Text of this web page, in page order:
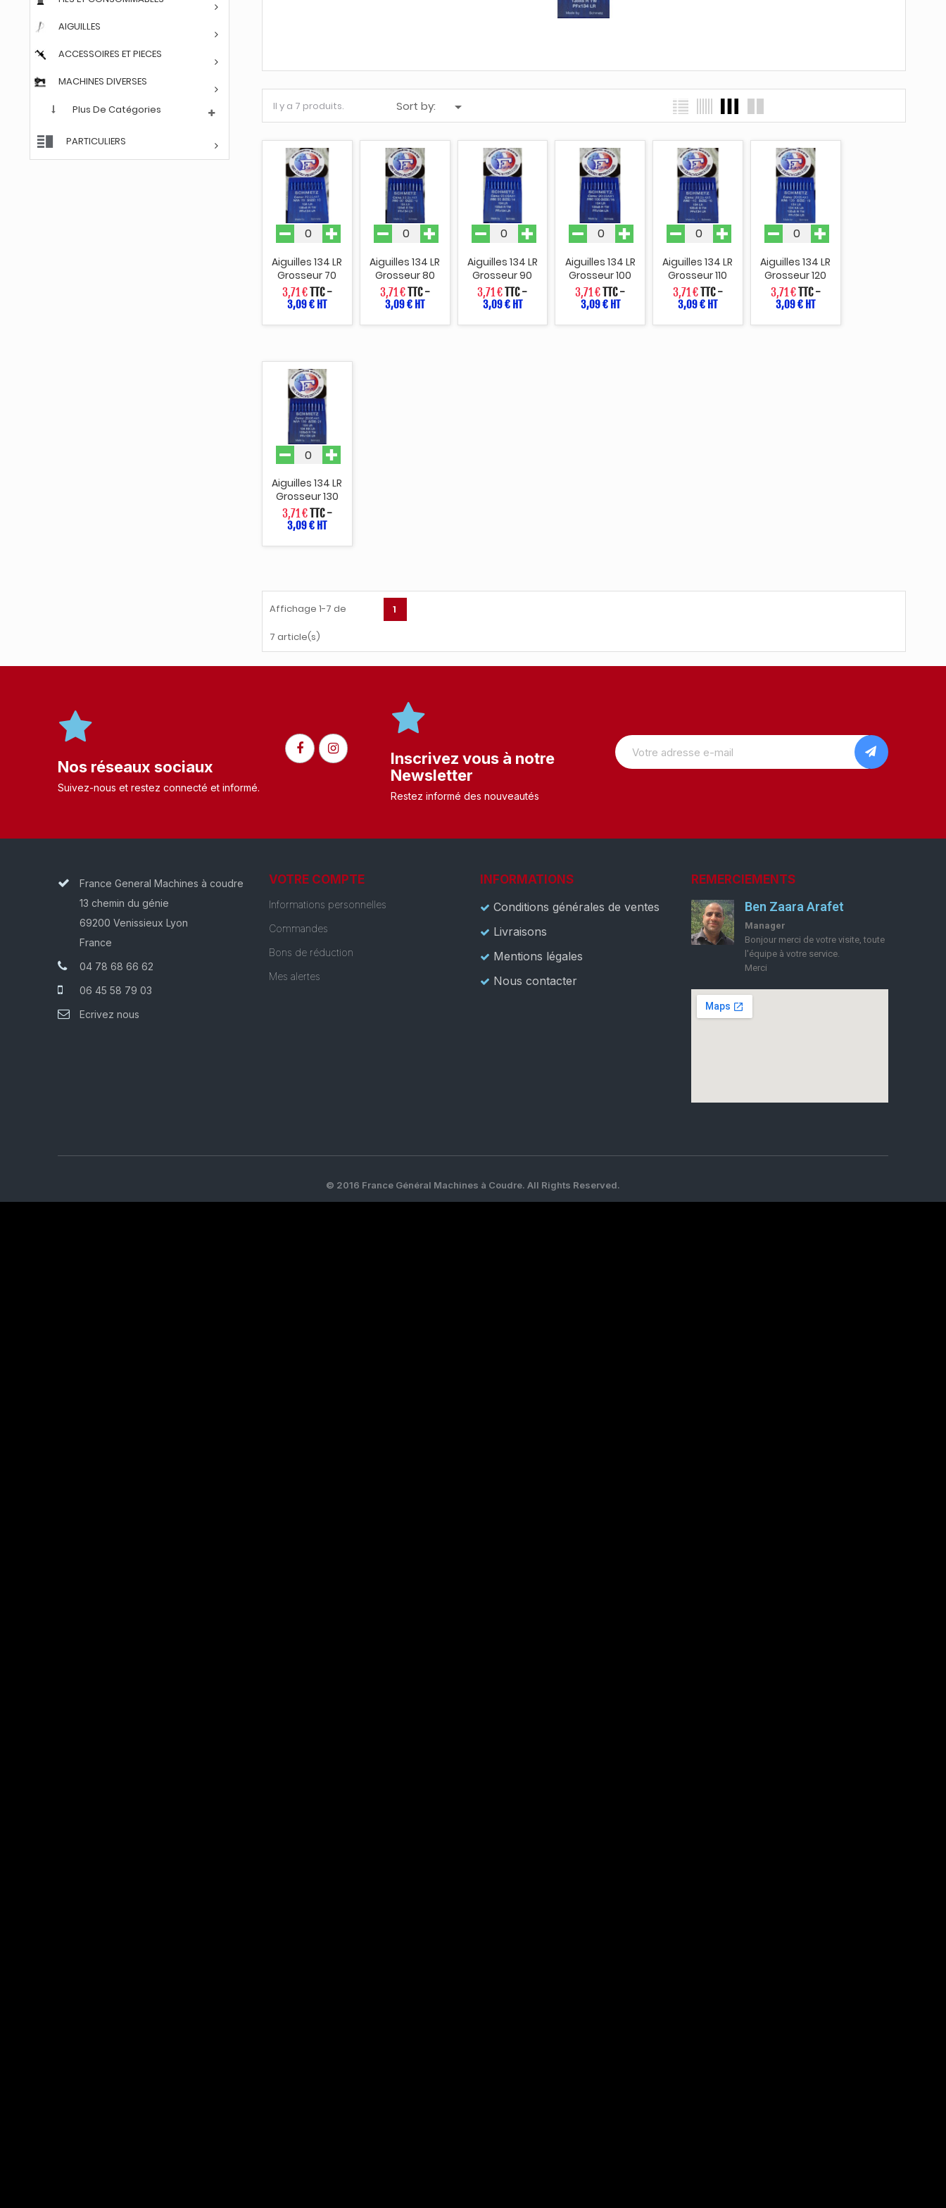
AIGUILLES
ACCESSOIRES ET PIECES
MACHINES DIVERSES
Plus De Catégories
PARTICULIERS
Il y a 7 produits. Sort by: 
Aiguilles 134 LR
Grosseur 70
3,71 €TTC-
3,09 € HT
Aiguilles 134 LR
Grosseur 80
3,71 €TTC-
3,09 € HT
Aiguilles 134 LR
Grosseur 90
3,71 €TTC-
3,09 € HT
Aiguilles 134 LR
Grosseur 100
3,71 €TTC-
3,09 € HT
Aiguilles 134 LR
Grosseur 110
3,71 €TTC-
3,09 € HT
Aiguilles 134 LR
Grosseur 120
3,71 €TTC-
3,09 € HT
Aiguilles 134 LR
Grosseur 130
3,71 €TTC-
3,09 € HT
Affichage 1-7 de
7 article(s)
1
Nos réseaux sociaux
Suivez-nous et restez connecté et informé.​
Inscrivez vous à notre
Newsletter
Restez informé des nouveautés
France General Machines à coudre
13 chemin du génie
69200 Venissieux Lyon
France
04 78 68 66 62
06 45 58 79 03
Ecrivez nous
VOTRE COMPTE
Informations personnelles
Commandes
Bons de réduction
Mes alertes
INFORMATIONS
Conditions générales de ventes
Livraisons
Mentions légales
Nous contacter
REMERCIEMENTS
Ben Zaara Arafet
Manager
Bonjour merci de votre visite, toute
l'équipe à votre service.
Merci
© 2016 France Général Machines à Coudre. All Rights Reserved.